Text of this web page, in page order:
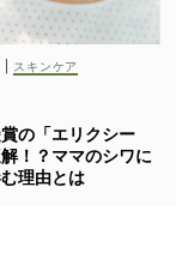
スキンケア
の「エリクシー
！？ママのシワに
理由とは